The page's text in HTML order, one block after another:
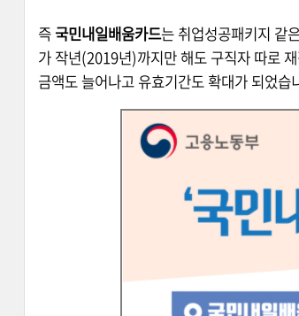
즉 국민내일배움카드는 취업성공패키지 같
가 작년(2019년)까지만 해도 구직자 따로
금액도 늘어나고 유효기간도 확대가 되었습